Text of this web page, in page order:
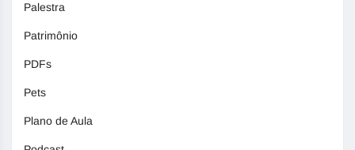
Palestra
Patrimônio
PDFs
Pets
Plano de Aula